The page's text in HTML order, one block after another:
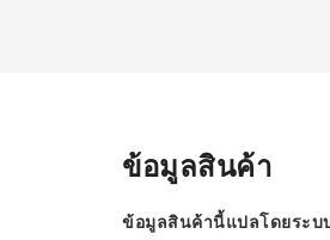
ข้อมูลสินค้า
ข้อมูลสินค้านี้แปลโดยระบ